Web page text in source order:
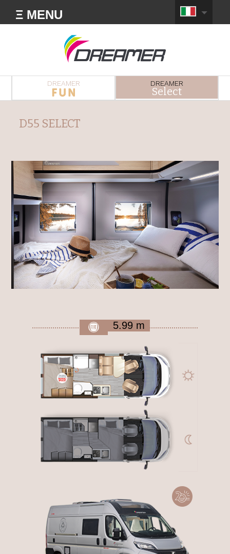
Ξ MENU
DREAMER DREAMER
Select
D55 SELECT
5.99 m